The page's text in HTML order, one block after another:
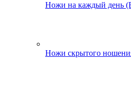
Ножи на каждый день
Ножи скрытого